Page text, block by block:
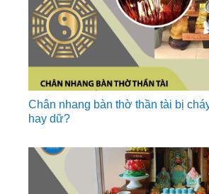
Chân nhang bàn thờ thần tài bị
hay dữ?